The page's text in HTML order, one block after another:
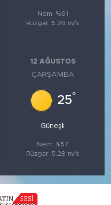
Nem: %61
Rüzgar: 5.28 m/s
12 AĞUSTOS
ÇARŞAMBA
25°
Güneşli
Nem: %57
Rüzgar: 5.28 m/s